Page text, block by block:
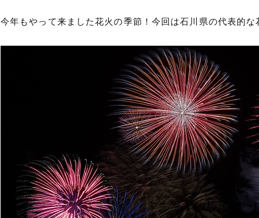
今年もやって来ました花火の季節！今回は石川県の代表的な